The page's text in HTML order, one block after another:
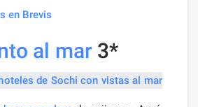
en Brevis
al mar3*